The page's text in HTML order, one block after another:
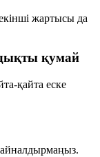
жартысы да
қумай
қайта еске